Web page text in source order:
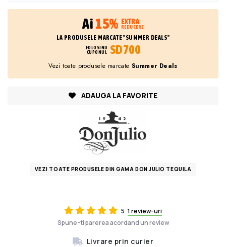
5 1 review-uri
Spune-ti parerea acordand un review
Livrare prin curier
Ai15% EXTRA
REDUCERE
LA PRODUSELE MARCATE "SUMMER DEALS"
FOLOSIND
CUPONUL
SD700
Vezi toate produsele marcate Summer Deals
ADAUGA LA FAVORITE
VEZI TOATE PRODUSELE DIN GAMA DON JULIO TEQUILA